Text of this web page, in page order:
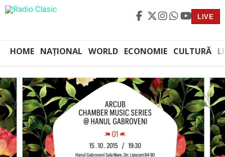
LIVE
HOME NAȚIONAL WORLD ECONOMIE CULTURĂ